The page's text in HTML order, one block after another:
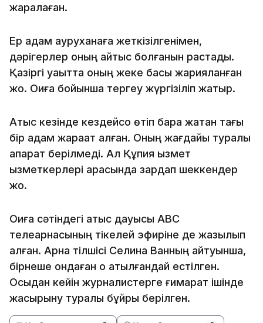
жаралаған.
Ер адам ауруханаға жеткізілгенімен,
дәрігерлер оның қайтыс болғанын растады.
Қазіргі уақытта оның жеке басы жарияланған
жоқ. Оқиға бойынша тергеу жүргізіліп жатыр.
Атыс кезінде кездейсоқ өтіп бара жатқан тағы
бір адам жарақат алған. Оның жағдайы туралы
ақпарат берілмеді. Ал Құпия қызмет
қызметкерлері арасында зардап шеккендер
жоқ.
Оқиға сәтіндегі атыс дауысы ABC
телеарнасының тікелей эфиріне де жазылып
қалған. Арна тілшісі Селина Ванның айтуынша,
бірнеше ондаған оқ атылғандай естілген.
Осыдан кейін журналистерге ғимарат ішінде
жасырыну туралы бұйрық берілген.